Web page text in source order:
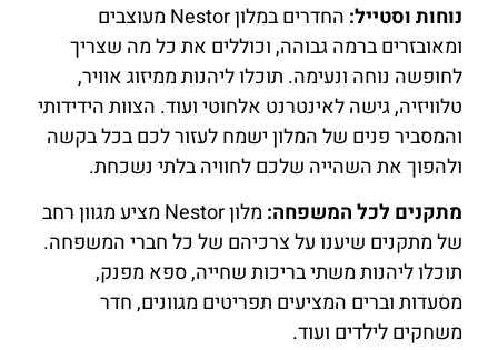
נוחות וסטייל:
החדרים במלון Nestor מעוצבים
ומאובזרים ברמה גבוהה, וכוללים את כל מה שצריך
לחופשה נוחה ונעימה. תוכלו ליהנות ממיזוג אוויר,
טלוויזיה, גישה לאינטרנט אלחוטי ועוד. הצוות הידידותי
והמסביר פנים של המלון ישמח לעזור לכם בכל בקשה
ולהפוך את השהייה שלכם לחוויה בלתי נשכחת.
מתקנים לכל המשפחה:
מלון Nestor מציע מגוון רחב
של מתקנים שיענו על צרכיהם של כל חברי המשפחה.
תוכלו ליהנות משתי בריכות שחייה, ספא מפנק,
מסעדות וברים המציעים תפריטים מגוונים, חדר
משחקים לילדים ועוד.